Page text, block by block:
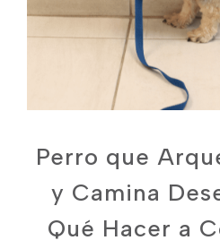
Perro que
y Camina
Qué Hacer a